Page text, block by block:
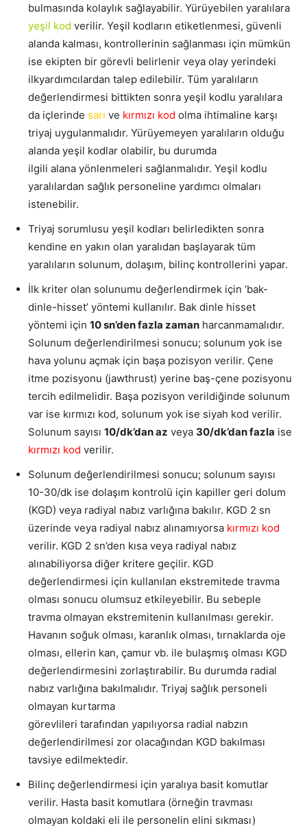
bulmasında kolaylık sağlayabilir. Yürüyebilen yaralılara
yeşil kod verilir. Yeşil kodların etiketlenmesi, güvenli
alanda kalması, kontrollerinin sağlanması için mümkün
ise ekipten bir görevli belirlenir veya olay yerindeki
ilkyardımcılardan talep edilebilir. Tüm yaralıların
değerlendirmesi bittikten sonra yeşil kodlu yaralılara
da içlerinde sarı ve kırmızı kod olma ihtimaline karşı
triyaj uygulanmalıdır. Yürüyemeyen yaralıların olduğu
alanda yeşil kodlar olabilir, bu durumda
ilgili alana yönlenmeleri sağlanmalıdır. Yeşil kodlu
yaralılardan sağlık personeline yardımcı olmaları
istenebilir.
Triyaj sorumlusu yeşil kodları belirledikten sonra
kendine en yakın olan yaralıdan başlayarak tüm
yaralıların solunum, dolaşım, bilinç kontrollerini yapar.
İlk kriter olan solunumu değerlendirmek için ‘bak-
dinle-hisset’ yöntemi kullanılır. Bak dinle hisset
yöntemi için 10 sn’den fazla zaman harcanmamalıdır.
Solunum değerlendirilmesi sonucu; solunum yok ise
hava yolunu açmak için başa pozisyon verilir. Çene
itme pozisyonu (jawthrust) yerine baş-çene pozisyonu
tercih edilmelidir. Başa pozisyon verildiğinde solunum
var ise kırmızı kod, solunum yok ise siyah kod verilir.
Solunum sayısı 10/dk’dan az veya 30/dk’dan fazla ise
kırmızı kod verilir.
Solunum değerlendirilmesi sonucu; solunum sayısı
10-30/dk ise dolaşım kontrolü için kapiller geri dolum
(KGD) veya radiyal nabız varlığına bakılır. KGD 2 sn
üzerinde veya radiyal nabız alınamıyorsa kırmızı kod
verilir. KGD 2 sn’den kısa veya radiyal nabız
alınabiliyorsa diğer kritere geçilir. KGD
değerlendirmesi için kullanılan ekstremitede travma
olması sonucu olumsuz etkileyebilir. Bu sebeple
travma olmayan ekstremitenin kullanılması gerekir.
Havanın soğuk olması, karanlık olması, tırnaklarda oje
olması, ellerin kan, çamur vb. ile bulaşmış olması KGD
değerlendirmesini zorlaştırabilir. Bu durumda radial
nabız varlığına bakılmalıdır. Triyaj sağlık personeli
olmayan kurtarma
görevlileri tarafından yapılıyorsa radial nabzın
değerlendirilmesi zor olacağından KGD bakılması
tavsiye edilmektedir.
Bilinç değerlendirmesi için yaralıya basit komutlar
verilir. Hasta basit komutlara (örneğin travması
olmayan koldaki eli ile personelin elini sıkması)